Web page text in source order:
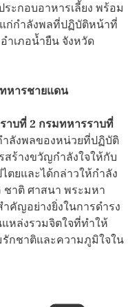
ะกอบอาหารเลี้ยง พร้อม
ก่กำลังพลที่ปฏิบัติหน้าที่
เภอน้ำยืน จังหวัด
หารชายแดน
าบที่ 2 กรมทหารราบที่
ำลังพลของหน่วยที่ปฏิบัติ
ร้างขวัญกำลังใจให้กับ
ยและได้กล่าวให้กำลัง
ชาติ ศาสนา พระมหา
คัญอย่างยิ่งในการดำรง
หล่งรวมจิตใจที่ทำให้
กชาติและความภูมิใจใน